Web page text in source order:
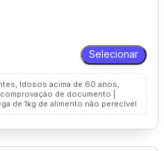
Selecionar
Idosos acima de 60 anos,
de documento |
de 1kg de alimento não perecível